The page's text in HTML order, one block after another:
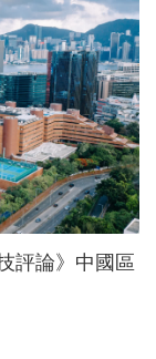
評論》中國區